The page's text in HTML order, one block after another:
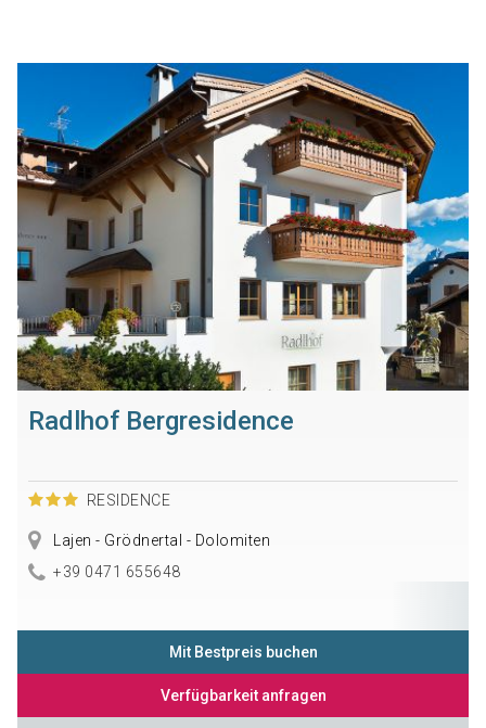
Radlhof Bergresidence
RESIDENCE
Lajen - Grödnertal - Dolomiten
+39 0471 655648
Mit Bestpreis buchen
Verfügbarkeit anfragen